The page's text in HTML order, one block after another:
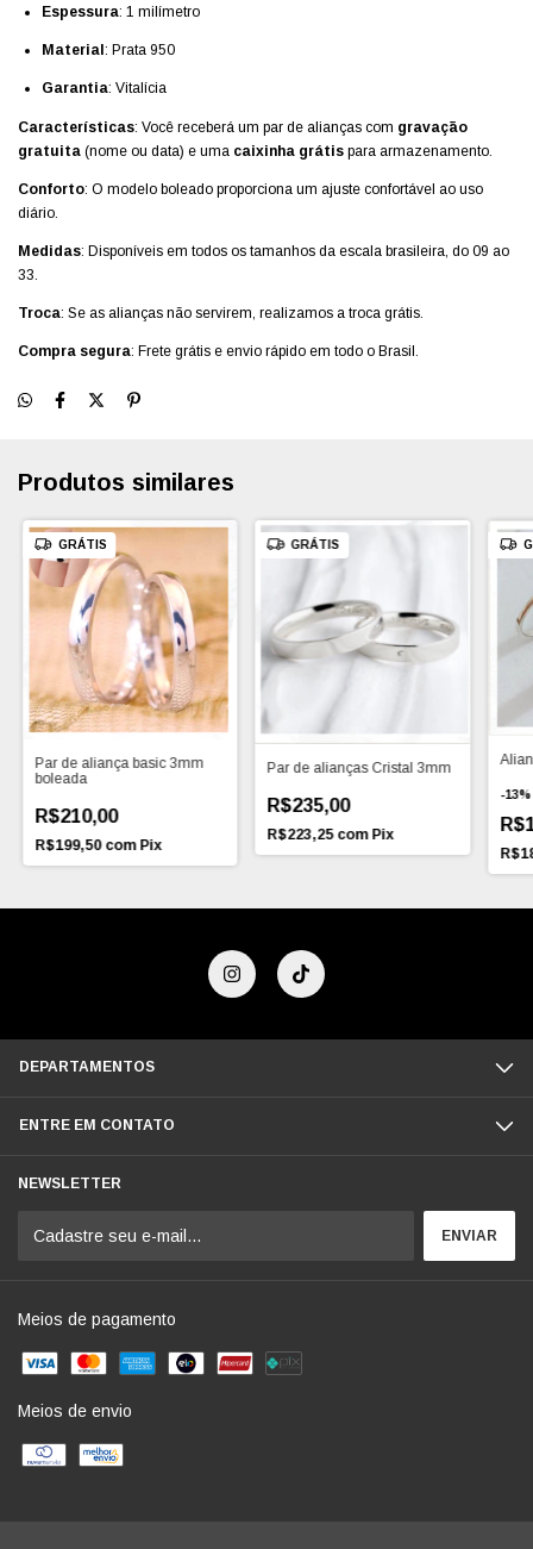
Espessura: 1 milímetro
Material: Prata 950
Garantia: Vitalícia
Características: Você receberá um par de alianças com gravação
gratuita (nome ou data) e uma caixinha grátis para armazenamento.
Conforto: O modelo boleado proporciona um ajuste confortável ao uso
diário.
Medidas: Disponíveis em todos os tamanhos da escala brasileira, do 09 ao
33.
Troca: Se as alianças não servirem, realizamos a troca grátis.
Compra segura: Frete grátis e envio rápido em todo o Brasil.
Produtos similares
GRÁTIS
Par de aliança basic 3mm
boleada
R$210,00
R$199,50 com Pix
GRÁTIS
Par de alianças Cristal 3mm
R$235,00
R$223,25 com Pix
-13
DEPARTAMENTOS
ENTRE EM CONTATO
NEWSLETTER
Meios de pagamento
Meios de envio